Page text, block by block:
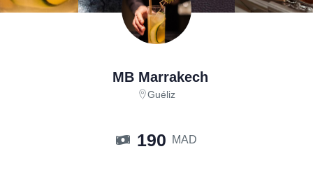
MB Marrakech
Guéliz
190 MAD